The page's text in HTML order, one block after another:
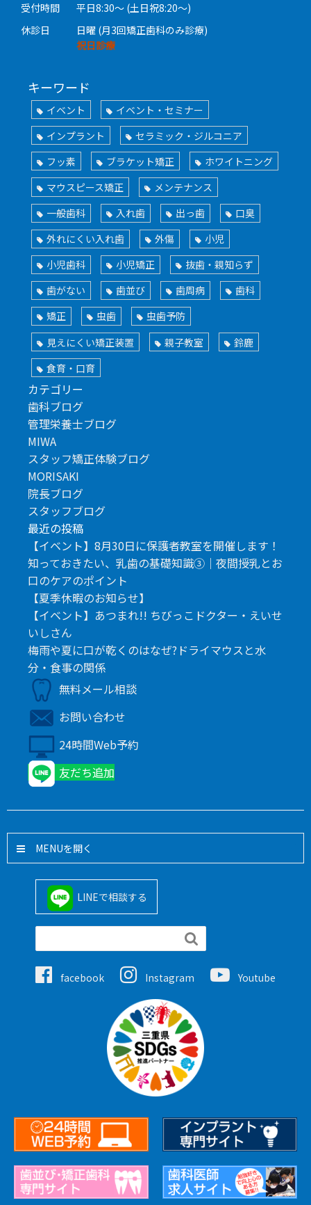
受付時間
平日8:30〜 (土日祝8:20〜)
休診日
日曜 (月3回矯正歯科のみ診療)
祝日診療
キーワード
イベント
イベント・セミナー
インプラント
セラミック・ジルコニア
フッ素
ブラケット矯正
ホワイトニング
マウスピース矯正
メンテナンス
一般歯科
入れ歯 出っ歯
口臭
外れにくい入れ歯
外傷
小児
小児歯科
小児矯正
抜歯・親知らず
歯がない
歯並び 歯周病
歯科
矯正
虫歯
虫歯予防
見えにくい矯正装置
親子教室
鈴鹿
食育・口育
カテゴリー
歯科ブログ
管理栄養士ブログ
MIWA
スタッフ矯正体験ブログ
MORISAKI
院長ブログ
スタッフブログ
最近の投稿
【イベント】8月30日に保護者教室を開催します！
知っておきたい、乳歯の基礎知識③｜夜間授乳とお
口のケアのポイント
【夏季休暇のお知らせ】
【イベント】あつまれ!! ちびっこドクター・えいせ
いしさん
梅雨や夏に口が乾くのはなぜ?ドライマウスと水
分・食事の関係
無料メール相談
お問い合わせ
24時間Web予約
友だち追加
MENU
LINEで相談する

facebook Instagram Youtube